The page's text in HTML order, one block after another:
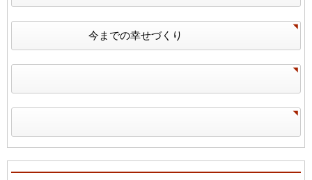
今までの幸せづくり